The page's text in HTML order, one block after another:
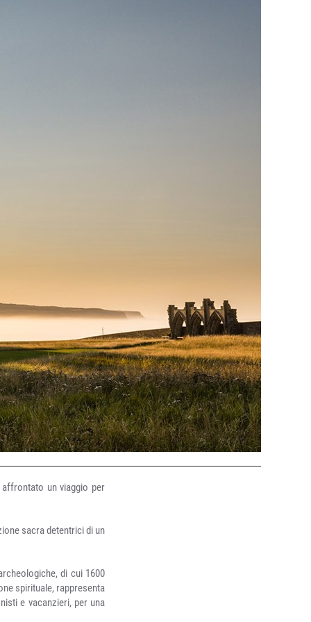
affrontato un viaggio per
sacra detentrici di un
di cui 1600
spirituale, rappresenta
e vacanzieri, per una